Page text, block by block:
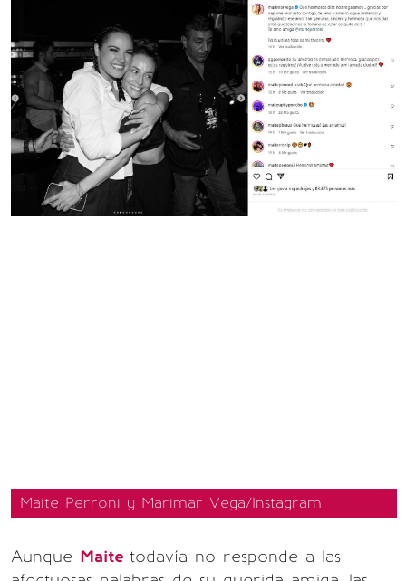
Maite Perroni y Marimar Vega/Instagram
Aunque Maite todavía no responde a las